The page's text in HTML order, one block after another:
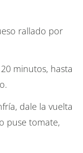
rallado por
minutos, hasta
dale la vuelta
puse tomate,